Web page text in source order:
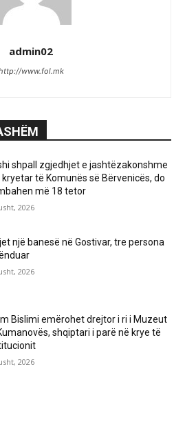
admin02
www.fol.mk
shpall zgjedhjet e jashtëzakonshme
kryetar të Komunës së Bërvenicës, do
më 18 tetor
2026
një banesë në Gostivar, tre persona
2026
Bislimi emërohet drejtor i ri i Muzeut
shqiptari i parë në krye të
2026